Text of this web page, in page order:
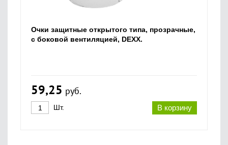
Очки защитные открытого типа, прозрачные,
с боковой вентиляцией, DEXX.
59,25 руб.
В корзину
Шт.